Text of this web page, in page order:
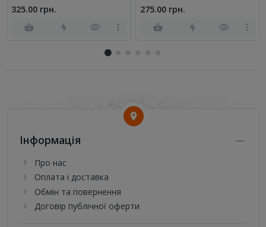
Lightning 3A Black
325.00 грн.
Lightning White
275.00 грн.
Інформація
Про нас
Оплата і доставка
Обмін та повернення
Договір публічної оферти